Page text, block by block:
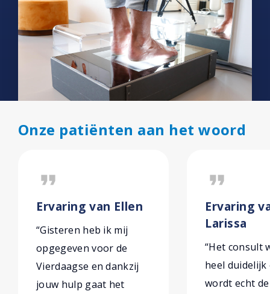
Onze patiënten aan het woord
format_quote
Ervaring van Ellen
“Gisteren heb ik mij
opgegeven voor de
Vierdaagse en dankzij
jouw hulp gaat het
format_quote
Ervaring
Larissa
“Het consult
heel duidelijk
wordt echt